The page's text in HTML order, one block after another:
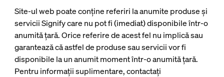
Site-ul web poate conține referiri la anumite produse și
servicii Signify care nu pot fi (imediat) disponibile într-o
anumită țară. Orice referire de acest fel nu implică sau
garantează că astfel de produse sau servicii vor fi
disponibile la un anumit moment într-o anumită țară.
Pentru informații suplimentare, contactați